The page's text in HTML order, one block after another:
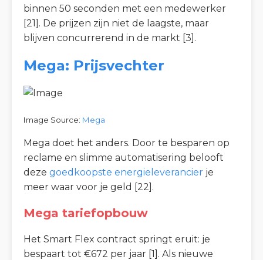
binnen 50 seconden met een medewerker
[21]. De prijzen zijn niet de laagste, maar
blijven concurrerend in de markt [3].
Mega: Prijsvechter
Image Source: Mega
Mega doet het anders. Door te besparen op
reclame en slimme automatisering belooft
deze goedkoopste energieleverancier je
meer waar voor je geld [22].
Mega tariefopbouw
Het Smart Flex contract springt eruit: je
bespaart tot €672 per jaar [1]. Als nieuwe